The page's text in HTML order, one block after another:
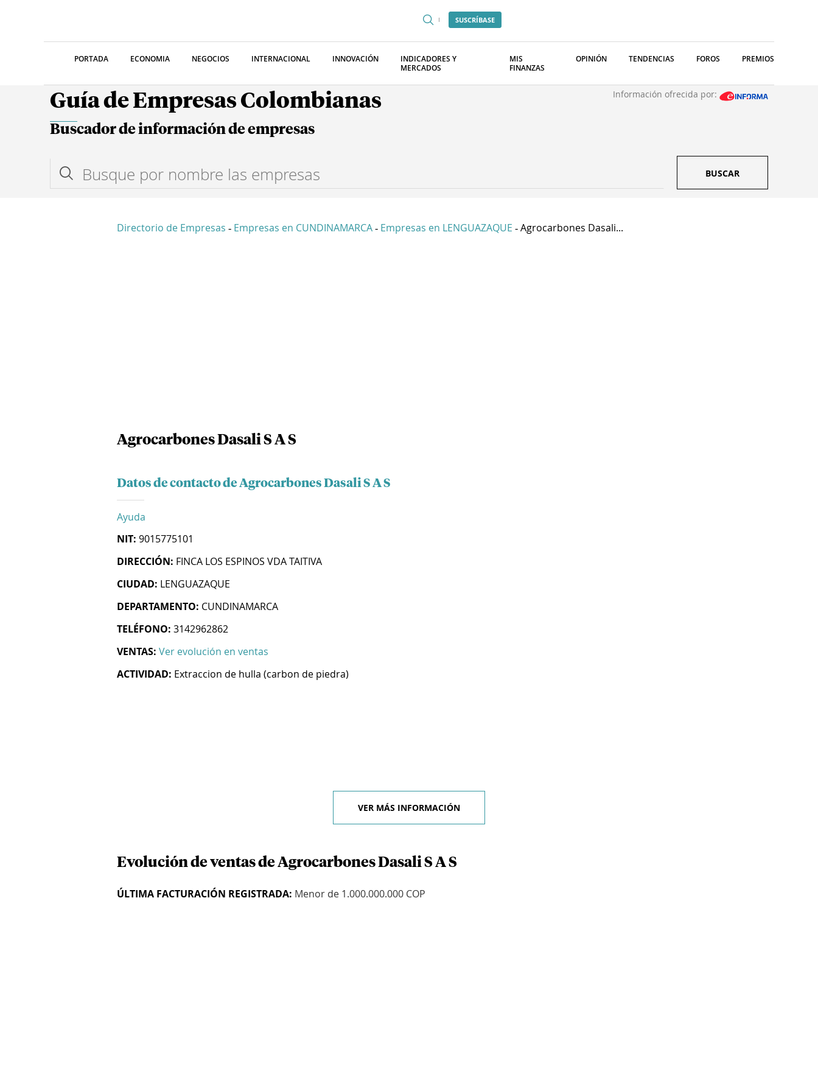
SUSCRÍBASE
PORTADA ECONOMIA NEGOCIOS INTERNACIONAL INNOVACIÓN
INDICADORES Y
MERCADOS
MIS
FINANZAS
OPINIÓN TENDENCIAS FOROS PREMIOS
Guía de Empresas Colombianas Información ofrecida por:
Buscador de información de empresas
BUSCAR
Directorio de Empresas - Empresas en CUNDINAMARCA - Empresas en LENGUAZAQUE - Agrocarbones Dasali...
Agrocarbones Dasali S A S
Datos de contacto de Agrocarbones Dasali S A S
Ayuda
NIT: 9015775101
DIRECCIÓN: FINCA LOS ESPINOS VDA TAITIVA
CIUDAD: LENGUAZAQUE
DEPARTAMENTO: CUNDINAMARCA
TELÉFONO: 3142962862
VENTAS: Ver evolución en ventas
ACTIVIDAD: Extraccion de hulla (carbon de piedra)
VER MÁS INFORMACIÓN
Evolución de ventas de Agrocarbones Dasali S A S
ÚLTIMA FACTURACIÓN REGISTRADA: Menor de 1.000.000.000 COP